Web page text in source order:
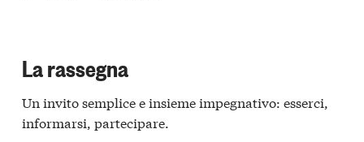
La rassegna
Un invito semplice e insieme impegnativo: esserci,
informarsi, partecipare.